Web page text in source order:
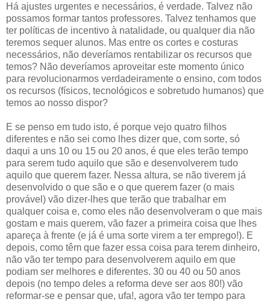
Há ajustes urgentes e necessários, é verdade. Talvez não
possamos formar tantos professores. Talvez tenhamos que
ter políticas de incentivo à natalidade, ou qualquer dia não
teremos sequer alunos. Mas entre os cortes e costuras
necessários, não deveríamos rentabilizar os recursos que
temos? Não deveríamos aproveitar este momento único
para revolucionarmos verdadeiramente o ensino, com todos
os recursos (físicos, tecnológicos e sobretudo humanos) que
temos ao nosso dispor?
E se penso em tudo isto, é porque vejo quatro filhos
diferentes e não sei como lhes dizer que, com sorte, só
daqui a uns 10 ou 15 ou 20 anos, é que eles terão tempo
para serem tudo aquilo que são e desenvolverem tudo
aquilo que querem fazer. Nessa altura, se não tiverem já
desenvolvido o que são e o que querem fazer (o mais
provável) vão dizer-lhes que terão que trabalhar em
qualquer coisa e, como eles não desenvolveram o que mais
gostam e mais querem, vão fazer a primeira coisa que lhes
apareça à frente (e já é uma sorte virem a ter emprego!). E
depois, como têm que fazer essa coisa para terem dinheiro,
não vão ter tempo para desenvolverem aquilo em que
podiam ser melhores e diferentes. 30 ou 40 ou 50 anos
depois (no tempo deles a reforma deve ser aos 80!) vão
reformar-se e pensar que, ufa!, agora vão ter tempo para